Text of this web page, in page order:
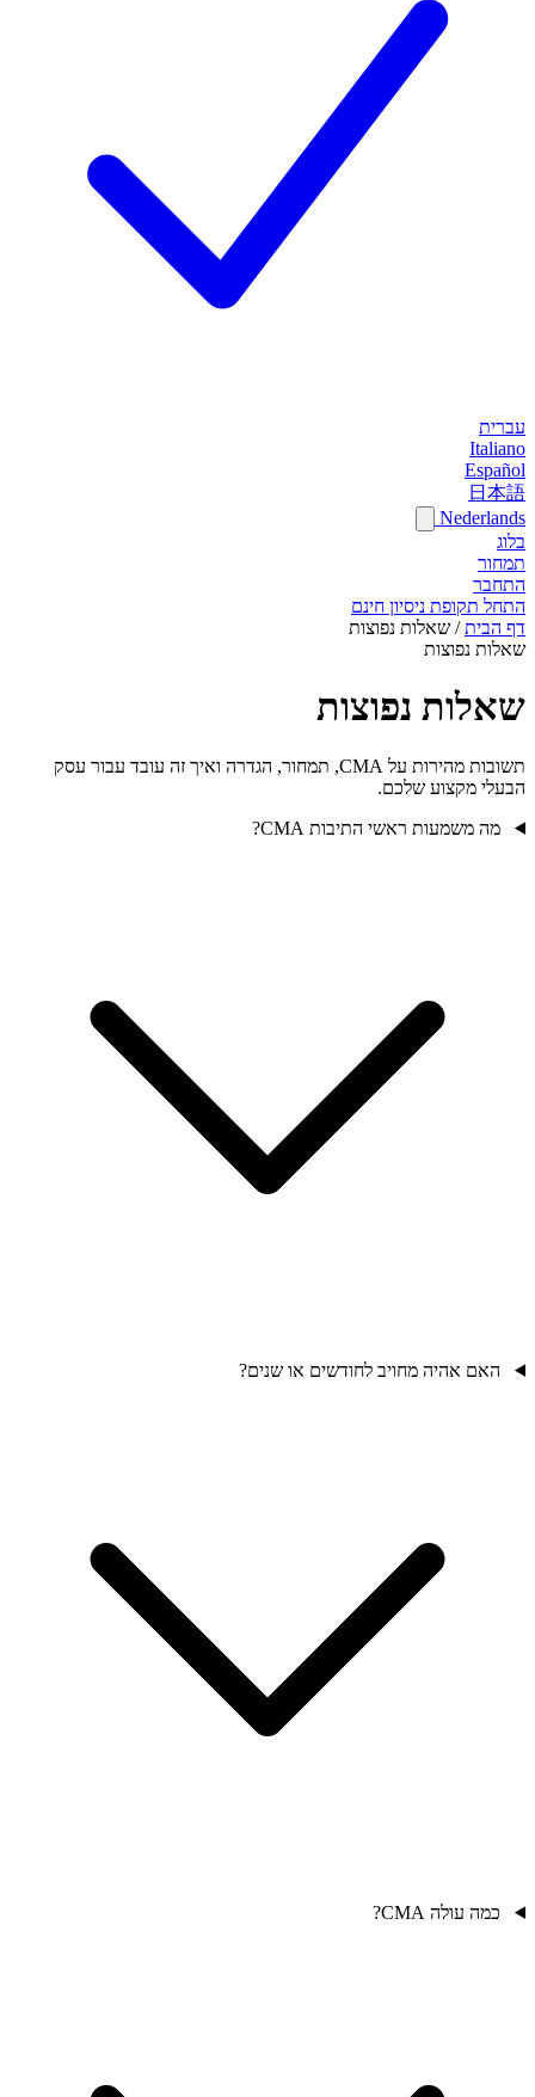
עברית
Italiano
Español
日本語
Nederlands
בלוג
תמחור
התחבר
התחל תקופת ניסיון חינם
דף הבית / שאלות נפוצות
שאלות נפוצות
שאלות נפוצות
תשובות מהירות על CMA, תמחור, הגדרה ואיך זה עובד עבור עסק
הבעלי מקצוע שלכם.
מה משמעות ראשי התיבות CMA?
האם אהיה מחויב לחודשים או שנים?
כמה עולה CMA?